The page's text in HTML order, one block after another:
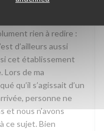
peu déçue, alors
ce
rien à redire :
d’ailleurs aussi
cet établissement
Lors de ma
qu’il s’agissait d’un
personne ne
et nous n’avons
ce sujet. Bien